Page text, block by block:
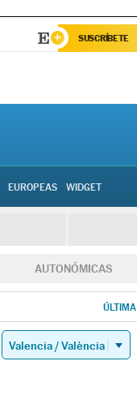
SUSCRÍBETE
EUROPEAS WIDGET
AUTONÓMICAS